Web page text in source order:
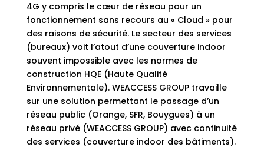
4G y compris le cœur de réseau pour un
fonctionnement sans recours au « Cloud » pour
des raisons de sécurité. Le secteur des services
(bureaux) voit l’atout d’une couverture indoor
souvent impossible avec les normes de
construction HQE (Haute Qualité
Environnementale). WEACCESS GROUP travaille
sur une solution permettant le passage d’un
réseau public (Orange, SFR, Bouygues) à un
réseau privé (WEACCESS GROUP) avec continuité
des services (couverture indoor des bâtiments).